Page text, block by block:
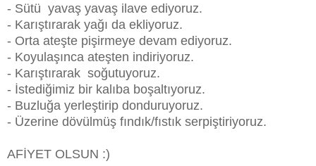
- Sütü yavaş yavaş ilave ediyoruz.
- Karıştırarak yağı da ekliyoruz.
- Orta ateşte pişirmeye devam ediyoruz.
- Koyulaşınca ateşten indiriyoruz.
- Karıştırarak soğutuyoruz.
- İstediğimiz bir kalıba boşaltıyoruz.
- Buzluğa yerleştirip donduruyoruz.
- Üzerine dövülmüş fındık/fıstık serpiştiriyoruz.
AFİYET OLSUN :)